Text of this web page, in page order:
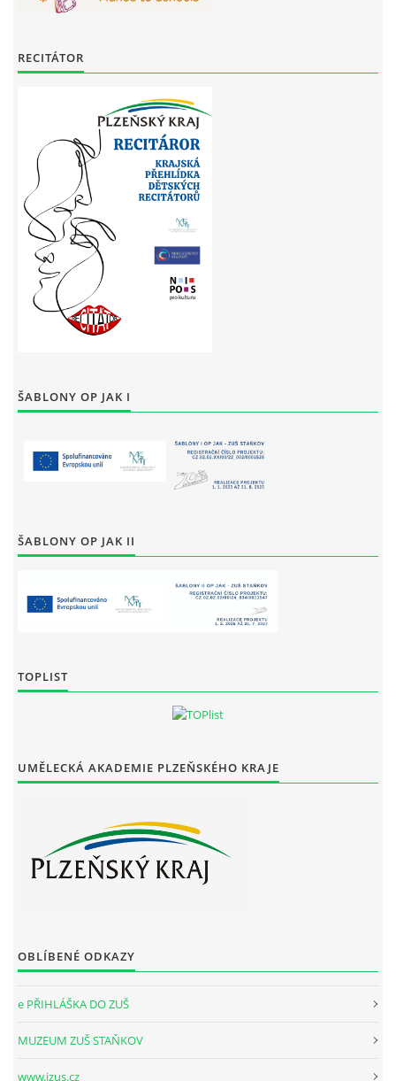
RECITÁTOR
ŠABLONY OP JAK I
ŠABLONY OP JAK II
TOPLIST
UMĚLECKÁ AKADEMIE PLZEŇSKÉHO KRAJE
OBLÍBENÉ ODKAZY
e PŘIHLÁŠKA DO ZUŠ
MUZEUM ZUŠ STAŇKOV
www.izus.cz